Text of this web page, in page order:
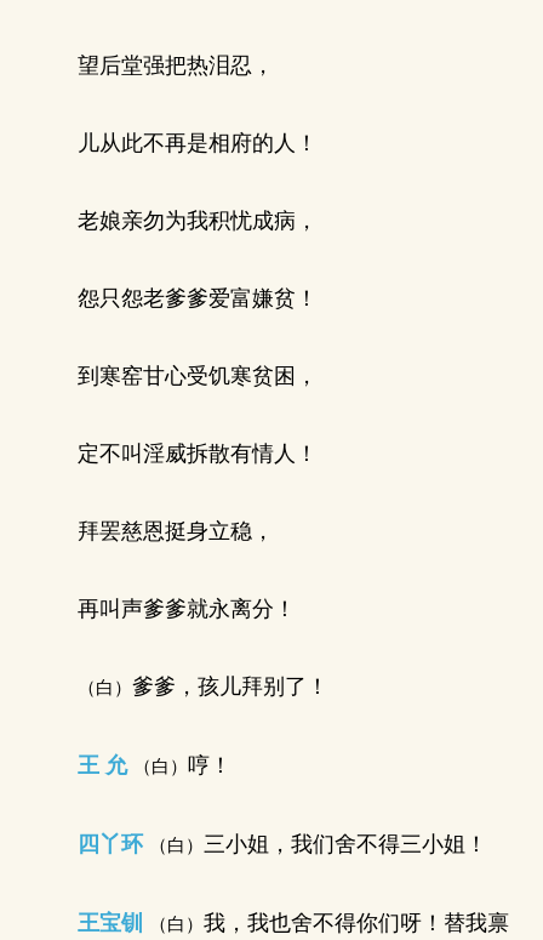
望后堂强把热泪忍，
儿从此不再是相府的人！
老娘亲勿为我积忧成病，
怨只怨老爹爹爱富嫌贫！
到寒窑甘心受饥寒贫困，
定不叫淫威拆散有情人！
拜罢慈恩挺身立稳，
再叫声爹爹就永离分！
（白） 爹爹，孩儿拜别了！
王 允 （白） 哼！
四丫环 （白） 三小姐，我们舍不得三小姐！
王宝钏 （白） 我，我也舍不得你们呀！替我禀